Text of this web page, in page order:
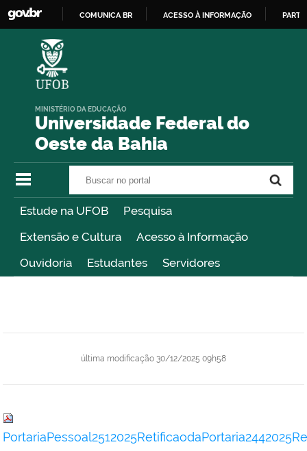
COMUNICA BR ACESSO À INFORMAÇÃO
Universidade Federal do
Oeste da Bahia
MINISTÉRIO DA EDUCAÇÃO
Estude na UFOB
Pesquisa
Extensão e Cultura
Acesso à Informação
Ouvidoria
Estudantes Servidores
última modificação 30/12/2025 09h58